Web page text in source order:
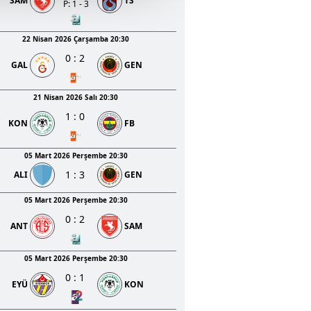
ve sizlere yönelik
detaylı bilgi için Ayarlar
ve sitemizde ilgili
P: 1 - 3
22 Nisan 2026 Çarşamba 20:30
GAL
0 : 2
GEN
21 Nisan 2026 Salı 20:30
KON
1 :0
FB
05 Mart 2026 Perşembe 20:30
ALI 1 :3 GEN
05 Mart 2026 Perşembe 20:30
ANT
0 : 2
SAM
05 Mart 2026 Perşembe 20:30
EYÜ
0 : 1
KON